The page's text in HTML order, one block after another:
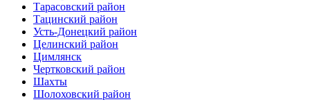
Тарасовский район
Тацинский район
Усть-Донецкий район
Целинский район
Цимлянск
Чертковский район
Шахты
Шолоховский район